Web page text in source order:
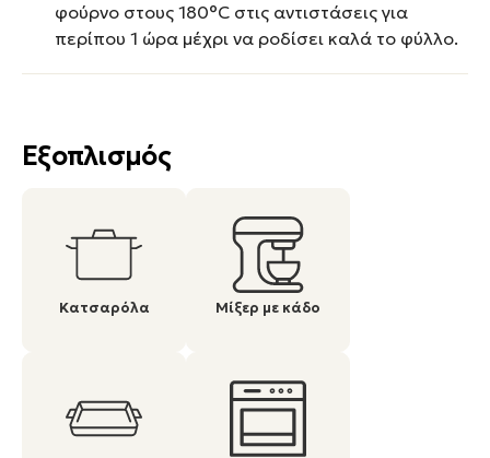
Εξοπλισμός
Κατσαρόλα Μίξερ με κάδο
φούρνο στους 180°C στις αντιστάσεις για
περίπου 1 ώρα μέχρι να ροδίσει καλά το φύλλο.